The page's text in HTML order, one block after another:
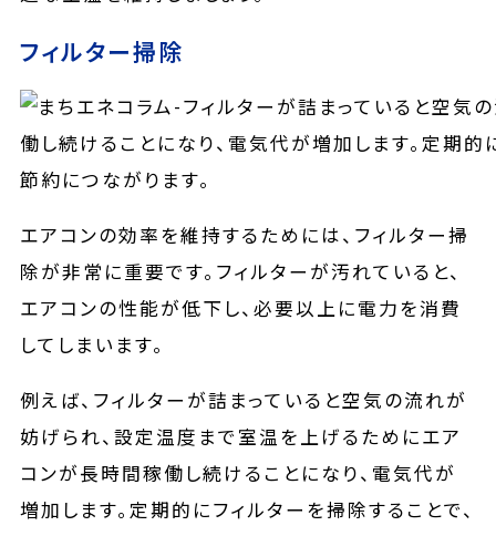
フィルター掃除
エアコンの効率を維持するためには、フィルター掃
除が非常に重要です。フィルターが汚れていると、
エアコンの性能が低下し、必要以上に電力を消費
してしまいます。
例えば、フィルターが詰まっていると空気の流れが
妨げられ、設定温度まで室温を上げるためにエア
コンが長時間稼働し続けることになり、電気代が
増加します。定期的にフィルターを掃除することで、